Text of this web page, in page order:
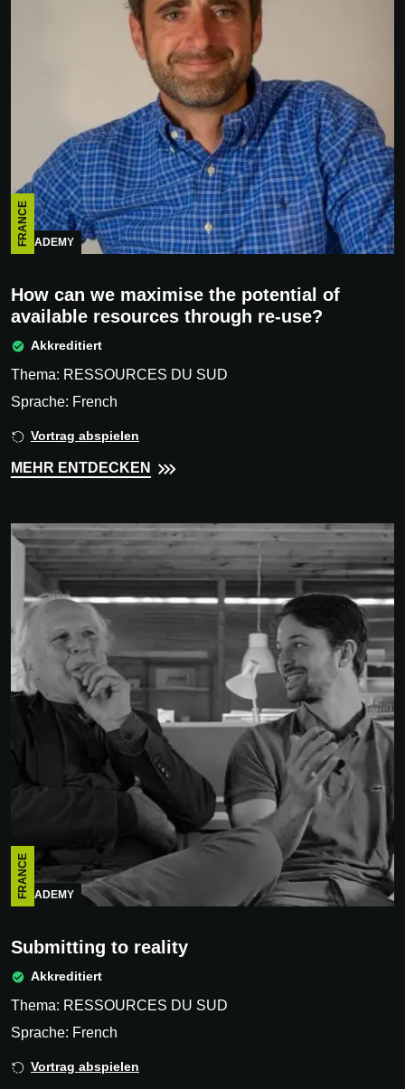
ACADEMY
FRANCE
How can we maximise the potential of
available resources through re-use?
Akkreditiert
Thema: RESSOURCES DU SUD
Sprache: French
Vortrag abspielen
MEHR ENTDECKEN
ACADEMY
FRANCE
Submitting to reality
Akkreditiert
Thema: RESSOURCES DU SUD
Sprache: French
Vortrag abspielen